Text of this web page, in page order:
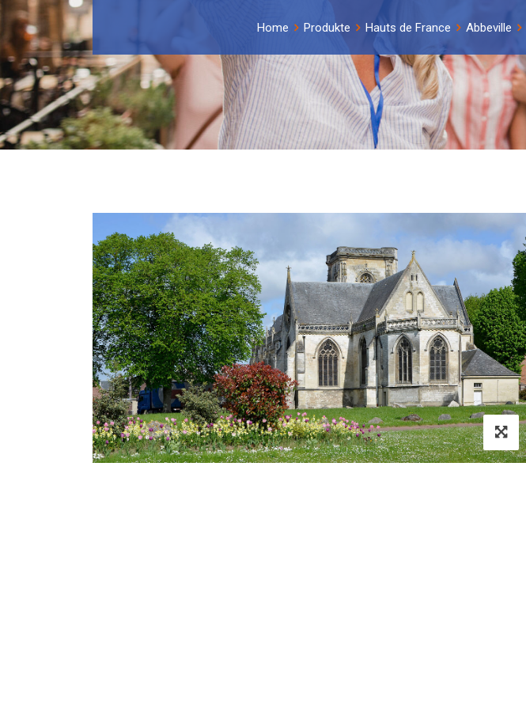
Home Produkte Hauts de France Abbeville